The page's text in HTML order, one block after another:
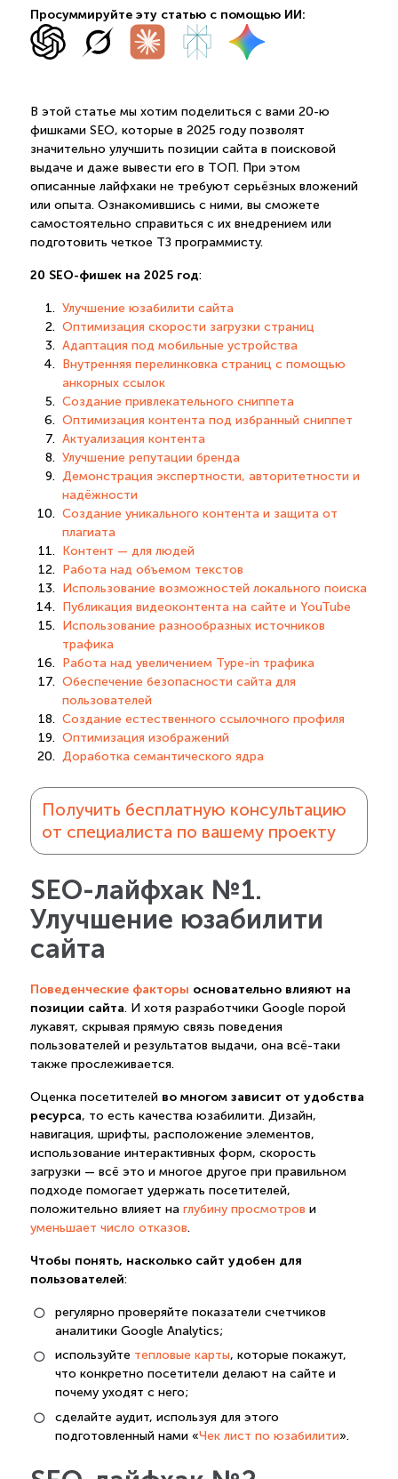
Просуммируйте эту статью с помощью ИИ:
В этой статье мы хотим поделиться с вами 20-ю
фишками SEO, которые в 2025 году позволят
значительно улучшить позиции сайта в поисковой
выдаче и даже вывести его в ТОП. При этом
описанные лайфхаки не требуют серьёзных вложений
или опыта. Ознакомившись с ними, вы сможете
самостоятельно справиться с их внедрением или
подготовить четкое ТЗ программисту.
20 SEO-фишек на 2025 год:
Улучшение юзабилити сайта
Оптимизация скорости загрузки страниц
Адаптация под мобильные устройства
Внутренняя перелинковка страниц с помощью
анкорных ссылок
Создание привлекательного сниппета
Оптимизация контента под избранный сниппет
Актуализация контента
Улучшение репутации бренда
Демонстрация экспертности, авторитетности и
надёжности
Создание уникального контента и защита от
плагиата
Контент — для людей
Работа над объемом текстов
Использование возможностей локального поиска
Публикация видеоконтента на сайте и YouTube
Использование разнообразных источников
трафика
Работа над увеличением Type-in трафика
Обеспечение безопасности сайта для
пользователей
Создание естественного ссылочного профиля
Оптимизация изображений
Доработка семантического ядра
Получить бесплатную консультацию
от специалиста по вашему проекту
SEO-лайфхак №1.
Улучшение юзабилити
сайта
Поведенческие факторы основательно влияют на
позиции сайта. И хотя разработчики Google порой
лукавят, скрывая прямую связь поведения
пользователей и результатов выдачи, она всё-таки
также прослеживается.
Оценка посетителей во многом зависит от удобства
ресурса, то есть качества юзабилити. Дизайн,
навигация, шрифты, расположение элементов,
использование интерактивных форм, скорость
загрузки — всё это и многое другое при правильном
подходе помогает удержать посетителей,
положительно влияет на глубину просмотров и
уменьшает число отказов.
Чтобы понять, насколько сайт удобен для
пользователей:
регулярно проверяйте показатели счетчиков
аналитики Google Analytics;
используйте тепловые карты, которые покажут,
что конкретно посетители делают на сайте и
почему уходят с него;
сделайте аудит, используя для этого
подготовленный нами «Чек лист по юзабилити».